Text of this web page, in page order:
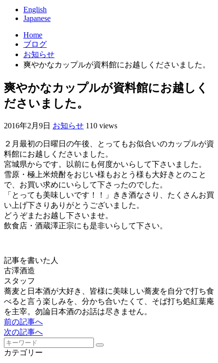
English
Japanese
Home
ブログ
お知らせ
爽やかなカップルが資料館にお越しくださいました。
爽やかなカップルが資料館にお越しく
ださいました。
2016年2月9日 お知らせ 110 views
２月最初の日曜日の午後、とってもお似合いのカップルが資
料館にお越しくださいました。
宮城県からです。以前にも何度かいらして下さいました。
雪原・極上米焼酎をおじい様もおとう様も大好きとのこと
で、お買い求めにいらして下さったのでした。
「とっても美味しいです！！」きき酒なさり、たくさんお買
い上げ下さりありがとうございました。
どうぞまたお越し下さいませ。
飲食店・酒蔵澤正宗にも是非いらして下さい。
記事を書いた人
古澤酒造
スタッフ
蕎麦と日本酒が大好き、皆様に美味しい蕎麦を自分で打ち食
べると言う楽しみを、分かち合いたくて、そば打ち処紅葉庵
を主宰。勿論日本酒のお話は尽きません。
前の記事へ
次の記事へ
カテゴリー